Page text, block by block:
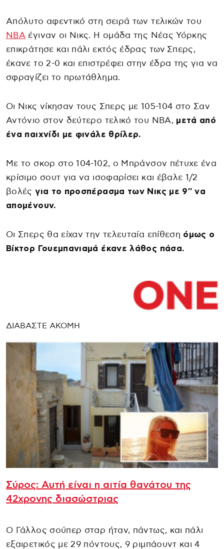
Απόλυτο αφεντικό στη σειρά των τελικών του
ΝΒΑ έγιναν οι Νικς. Η ομάδα της Νέας Υόρκης
επικράτησε και πάλι εκτός έδρας των Σπερς,
έκανε το 2-0 και επιστρέφει στην έδρα της για να
σφραγίζει το πρωτάθλημα.
Οι Νικς νίκησαν τους Σπερς με 105-104 στο Σαν
Αντόνιο στον δεύτερο τελικό του NBA, μετά από
ένα παιχνίδι με φινάλε θρίλερ.
Με το σκορ στο 104-102, ο Μπράνσον πέτυχε ένα
κρίσιμο σουτ για να ισοφαρίσει και έβαλε 1/2
βολέςγια το προσπέρασμα των Νικς με 9″ να
απομένουν.
Οι Σπερς θα είχαν την τελευταία επίθεση όμως ο
Βίκτορ Γουεμπανιαμά έκανε λάθος πάσα.
ΔΙΑΒΑΣΤΕ ΑΚΟΜΗ
Σύρος: Αυτή είναι η αιτία θανάτου της
42χρονης διασώστριας
Ο Γάλλος σούπερ σταρ ήταν, πάντως, και πάλι
εξαιρετικός με 29 πόντους, 9 ριμπάουντ και 4